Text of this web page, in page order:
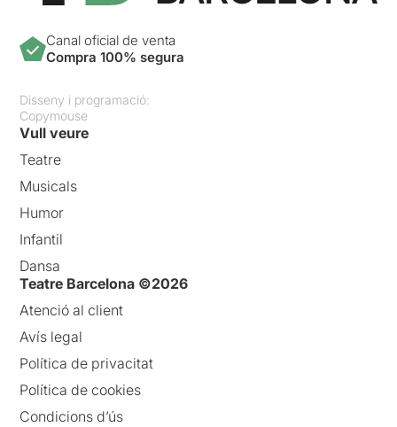
Canal oficial de venta
Compra 100% segura
Disseny i programació:
Copymouse
Vull veure
Teatre
Musicals
Humor
Infantil
Dansa
Teatre Barcelona ©2026
Atenció al client
Avís legal
Política de privacitat
Política de cookies
Condicions d’ús